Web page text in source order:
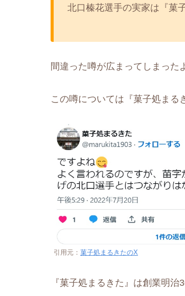
北口榛花選手の実家は『菓
間違った噂が広まってしまった
この噂については『菓子処まる
引用元： 菓子処まるきたのX
『菓子処まるきた』は創業明治